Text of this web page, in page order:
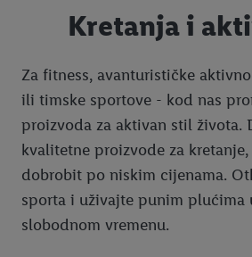
Kretanja i
Za fitness, avanturističke
ili timske sportove - kod nas
proizvoda za aktivan stil života.
kvalitetne proizvode za
dobrobit po niskim cijenama.
sporta i uživajte punim plućima
slobodnom vremenu.